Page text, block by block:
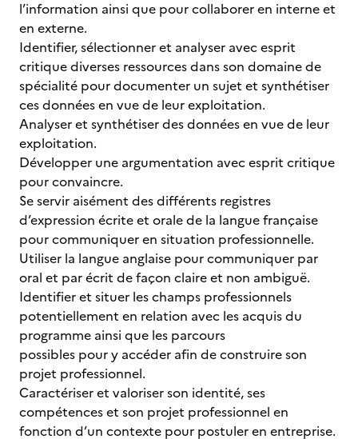
l’information ainsi que pour collaborer en interne et
en externe.
Identifier, sélectionner et analyser avec esprit
critique diverses ressources dans son domaine de
spécialité pour documenter un sujet et synthétiser
ces données en vue de leur exploitation.
Analyser et synthétiser des données en vue de leur
exploitation.
Développer une argumentation avec esprit critique
pour convaincre.
Se servir aisément des différents registres
d’expression écrite et orale de la langue française
pour communiquer en situation professionnelle.
Utiliser la langue anglaise pour communiquer par
oral et par écrit de façon claire et non ambiguë.
Identifier et situer les champs professionnels
potentiellement en relation avec les acquis du
programme ainsi que les parcours
possibles pour y accéder afin de construire son
projet professionnel.
Caractériser et valoriser son identité, ses
compétences et son projet professionnel en
fonction d’un contexte pour postuler en entreprise.